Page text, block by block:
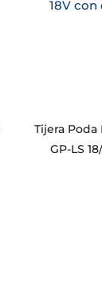
Tijera
GP-LS